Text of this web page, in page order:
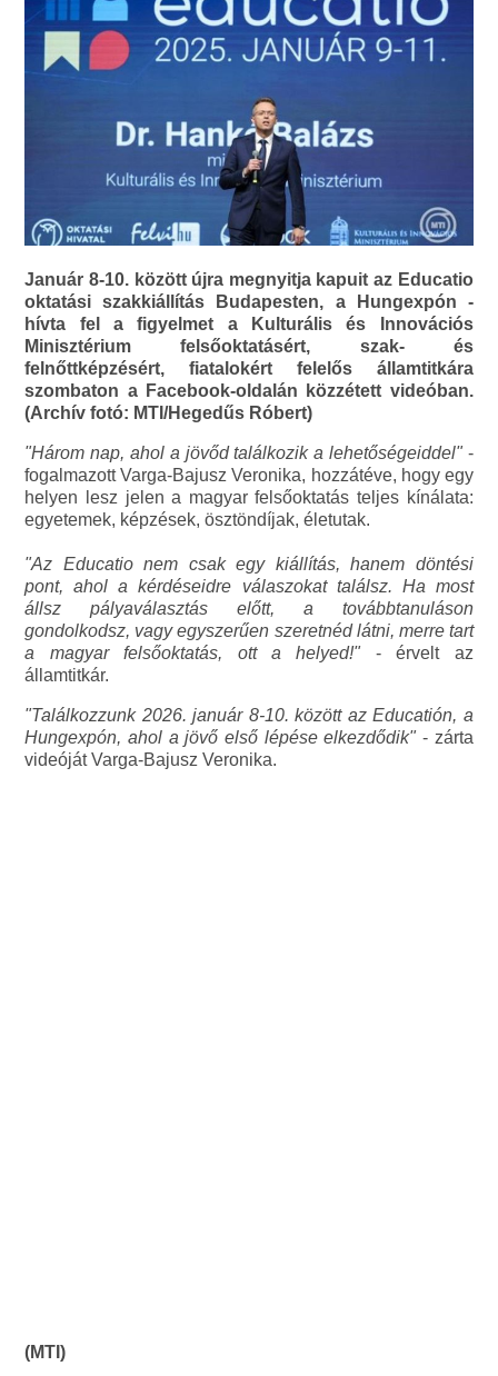
Január 8-10. között újra megnyitja kapuit az Educatio
oktatási szakkiállítás Budapesten, a Hungexpón -
hívta fel a figyelmet a Kulturális és Innovációs
Minisztérium felsőoktatásért, szak- és
felnőttképzésért, fiatalokért felelős államtitkára
szombaton a Facebook-oldalán közzétett videóban.
(Archív fotó: MTI/Hegedűs Róbert)
"Három nap, ahol a jövőd találkozik a lehetőségeiddel"-
fogalmazott Varga-Bajusz Veronika, hozzátéve, hogy egy
helyen lesz jelen a magyar felsőoktatás teljes kínálata:
egyetemek, képzések, ösztöndíjak, életutak.
"Az Educatio nem csak egy kiállítás, hanem döntési
pont, ahol a kérdéseidre válaszokat találsz. Ha most
állsz pályaválasztás előtt, a továbbtanuláson
gondolkodsz, vagy egyszerűen szeretnéd látni, merre tart
a magyar felsőoktatás, ott a helyed!"- érvelt az
államtitkár.
"Találkozzunk 2026. január 8-10. között az Educatión, a
Hungexpón, ahol a jövő első lépése elkezdődik"- zárta
videóját Varga-Bajusz Veronika.
(MTI)